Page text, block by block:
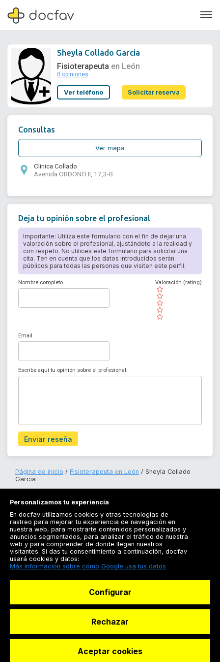
Soporte
Sheyla Collado Garcia
Fisioterapeuta en León
0 opiniones
Ver teléfono Solicitar reserva
Consultas
Ver mapa
Clinica Collado
Avenida ORDONO II, 17,3-B
Deja tu opinión sobre el profesional
Importante: Utiliza este formulario con el fin de dejar una
valoración sobre el profesional, ajustándote a la realidad y
con respeto. No utilices este formulario para solicitar una
cita. Ten en cuenta que los datos introducidos serán
públicos para todas las personas que visiten este perfil.
Nombre completo
( )
( )
( )
( )
( )
Valoración (rating)
Email
Escribe aquí tu opinión sobre el profesional:
Enviar reseña
Página de inicio Fisioterapeuta en León
Sheyla Collado
Garcia
Registrarse
Docfav
© Dashboard Technologies S.L
Personalizamos tu experiencia
En docfav utilizamos cookies y otras tecnologías de
rastreo para mejorar tu experiencia de navegación en
nuestra web, para mostrarte contenidos personalizados y
anuncios segmentados, para analizar el tráfico de nuestra
web y para comprender de donde llegan nuestros
visitantes. Si das tu consentimiento a continuación, docfav
usará cookies y datos:
Más información sobre cómo Google usa tus datos
Configurar
Rechazar
Aceptar cookies